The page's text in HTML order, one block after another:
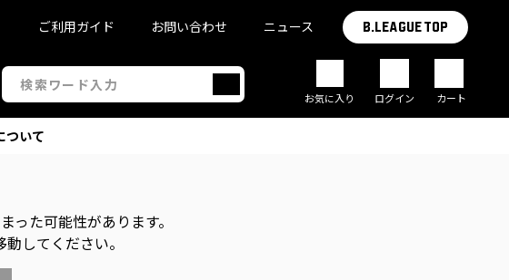
ご利用ガイド お問い合わせ ニュース B.LEAGUE TOP
お気に入り ログイン カート
ついて
った可能性があります。
してください。